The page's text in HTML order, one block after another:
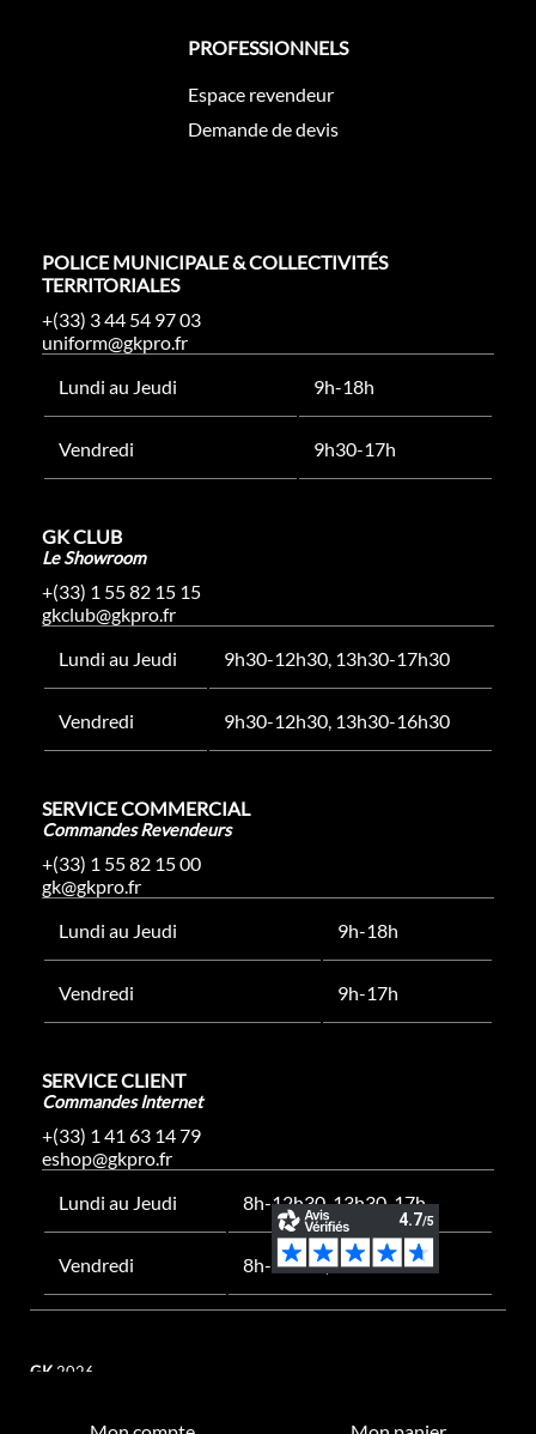
PROFESSIONNELS
Espace revendeur
Demande de devis
POLICE MUNICIPALE & COLLECTIVITÉS
TERRITORIALES
+(33) 3 44 54 97 03
uniform@gkpro.fr
Lundi au Jeudi
9h-18h
Vendredi 9h30-17h
GK CLUB
Le Showroom
+(33) 1 55 82 15 15
gkclub@gkpro.fr
Lundi au Jeudi
9h30-12h30, 13h30-17h30
Vendredi 9h30-12h30, 13h30-16h30
SERVICE COMMERCIAL
Commandes Revendeurs
+(33) 1 55 82 15 00
gk@gkpro.fr
Lundi au Jeudi
9h-18h
Vendredi 9h-17h
SERVICE CLIENT
Commandes Internet
+(33) 1 41 63 14 79
eshop@gkpro.fr
Lundi au Jeudi
8h-12h30, 13h30-17h
Vendredi 8h-12h30, 13h30-16h
GK 2026